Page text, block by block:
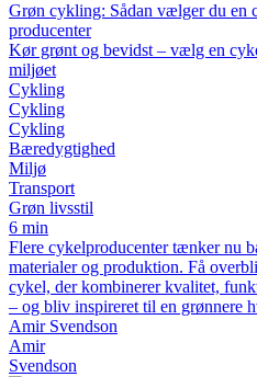
Grøn cykling: Sådan vælger du en
producenter
Kør grønt og bevidst – vælg en
miljøet
Cykling
Cykling
Cykling
Bæredygtighed
Miljø
Transport
Grøn livsstil
6 min
Flere cykelproducenter tænker nu
materialer og produktion. Få
cykel, der kombinerer kvalitet,
– og bliv inspireret til en grønnere
Amir Svendson
Amir
Svendson